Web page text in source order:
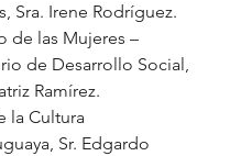
Sra. Irene Rodríguez.
de las Mujeres –
de Desarrollo Social,
Ramírez.
la Cultura
Sr. Edgardo